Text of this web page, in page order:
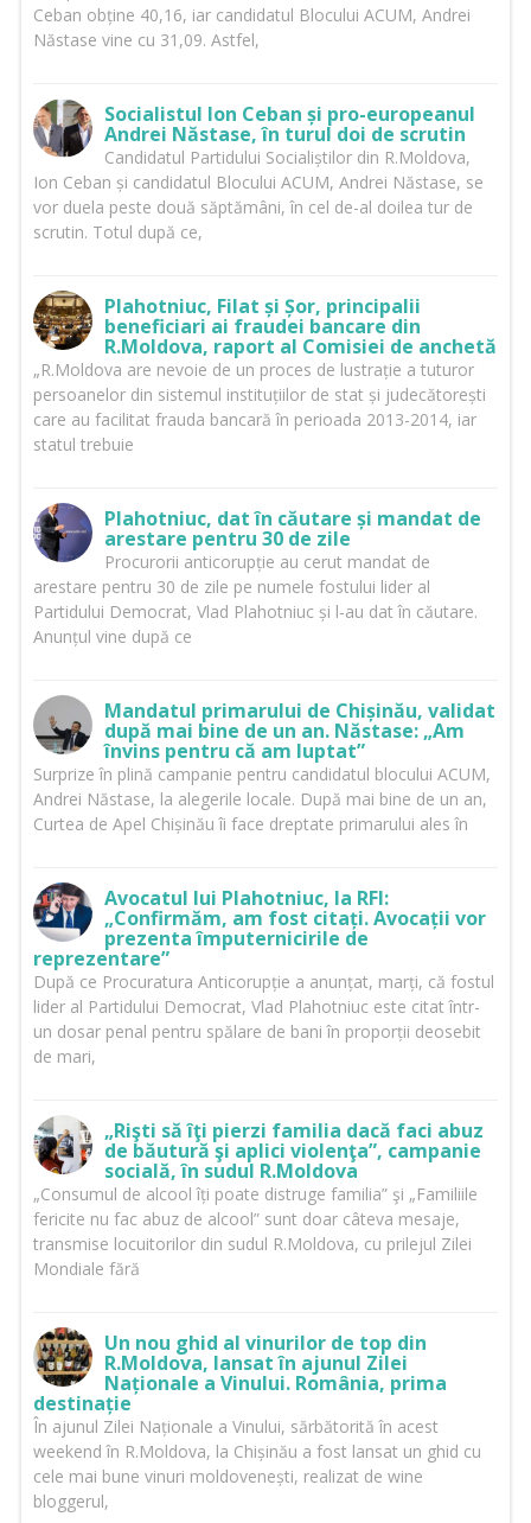
Ceban obține 40,16, iar candidatul Blocului ACUM, Andrei
Năstase vine cu 31,09. Astfel,
Socialistul Ion Ceban și pro-europeanul
Andrei Năstase, în turul doi de scrutin
Candidatul Partidului Socialiștilor din R.Moldova,
Ion Ceban și candidatul Blocului ACUM, Andrei Năstase, se
vor duela peste două săptămâni, în cel de-al doilea tur de
scrutin. Totul după ce,
Plahotniuc, Filat și Șor, principalii
beneficiari ai fraudei bancare din
R.Moldova, raport al Comisiei de anchetă
„R.Moldova are nevoie de un proces de lustrație a tuturor
persoanelor din sistemul instituțiilor de stat și judecătorești
care au facilitat frauda bancară în perioada 2013-2014, iar
statul trebuie
Plahotniuc, dat în căutare și mandat de
arestare pentru 30 de zile
Procurorii anticorupție au cerut mandat de
arestare pentru 30 de zile pe numele fostului lider al
Partidului Democrat, Vlad Plahotniuc și l-au dat în căutare.
Anunțul vine după ce
Mandatul primarului de Chișinău, validat
după mai bine de un an. Năstase: „Am
învins pentru că am luptat”
Surprize în plină campanie pentru candidatul blocului ACUM,
Andrei Năstase, la alegerile locale. După mai bine de un an,
Curtea de Apel Chișinău îi face dreptate primarului ales în
Avocatul lui Plahotniuc, la RFI:
„Confirmăm, am fost citați. Avocații vor
prezenta împuternicirile de
reprezentare”
După ce Procuratura Anticorupție a anunțat, marți, că fostul
lider al Partidului Democrat, Vlad Plahotniuc este citat într-
un dosar penal pentru spălare de bani în proporții deosebit
de mari,
„Rişti să îţi pierzi familia dacă faci abuz
de băutură şi aplici violenţa”, campanie
socială, în sudul R.Moldova
„Consumul de alcool îți poate distruge familia” şi „Familiile
fericite nu fac abuz de alcool” sunt doar câteva mesaje,
transmise locuitorilor din sudul R.Moldova, cu prilejul Zilei
Mondiale fără
Un nou ghid al vinurilor de top din
R.Moldova, lansat în ajunul Zilei
Naționale a Vinului. România, prima
destinație
În ajunul Zilei Naționale a Vinului, sărbătorită în acest
weekend în R.Moldova, la Chișinău a fost lansat un ghid cu
cele mai bune vinuri moldovenești, realizat de wine
bloggerul,